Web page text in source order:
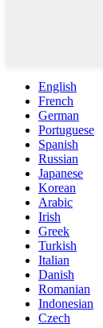
English
French
German
Portuguese
Spanish
Russian
Japanese
Korean
Arabic
Irish
Greek
Turkish
Italian
Danish
Romanian
Indonesian
Czech